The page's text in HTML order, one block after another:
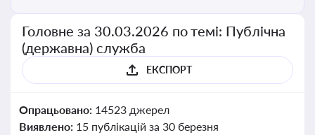
Головне за 30.03.2026 по темі: Публічна
(державна) служба
ЕКСПОРТ
Опрацьовано: 14523 джерел
Виявлено: 15 публікацій за 30 березня